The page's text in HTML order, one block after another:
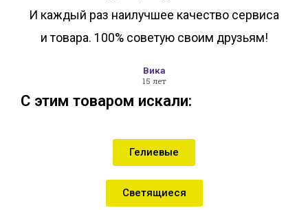
И каждый раз наилучшее качество сервиса
и товара. 100% советую своим друзьям!
Вика
15 лет
С этим товаром искали:
Гелиевые
Светящиеся